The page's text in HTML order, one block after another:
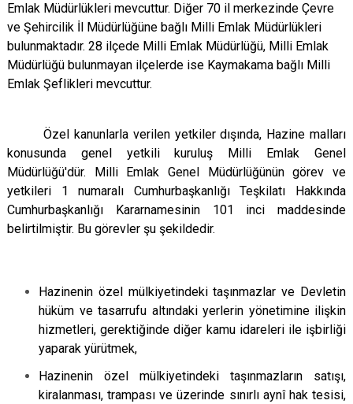
Etimesgut
Evren
Gölbaşı
Güdül
Sincan
Yenimahalle
Pursaklar
Emlak Müdürlükleri mevcuttur. Diğer 70 il merkezinde Çevre
ve Şehircilik İl Müdürlüğüne bağlı Milli Emlak Müdürlükleri
bulunmaktadır. 28 ilçede Milli Emlak Müdürlüğü, Milli Emlak
Müdürlüğü bulunmayan ilçelerde ise Kaymakama bağlı Milli
Emlak Şeflikleri mevcuttur.
Özel kanunlarla verilen yetkiler dışında, Hazine malları
konusunda genel yetkili kuruluş Milli Emlak Genel
Müdürlüğü'dür. Milli Emlak Genel Müdürlüğünün görev ve
yetkileri 1 numaralı Cumhurbaşkanlığı Teşkilatı Hakkında
Cumhurbaşkanlığı Kararnamesinin 101 inci maddesinde
belirtilmiştir. Bu görevler şu şekildedir.
Hazinenin özel mülkiyetindeki taşınmazlar ve Devletin
hüküm ve tasarrufu altındaki yerlerin yönetimine ilişkin
hizmetleri, gerektiğinde diğer kamu idareleri ile işbirliği
yaparak yürütmek,
Hazinenin özel mülkiyetindeki taşınmazların satışı,
kiralanması, trampası ve üzerinde sınırlı aynî hak tesisi,